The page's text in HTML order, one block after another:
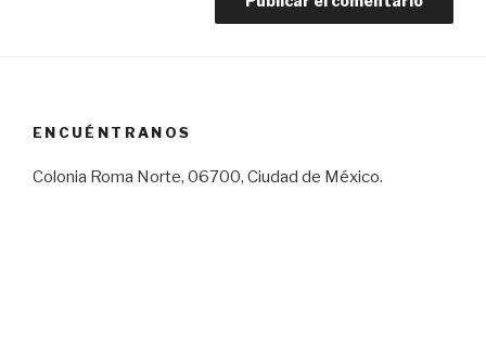
ENCUÉNTRANOS
Colonia Roma Norte, 06700, Ciudad de México.